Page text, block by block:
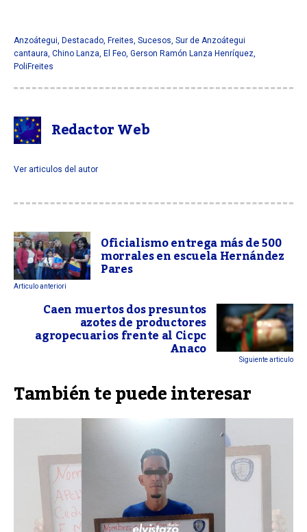
Anzoátegui, Destacado, Freites, Sucesos, Sur de Anzoátegui
cantaura, Chino Lanza, El Feo, Gerson Ramón Lanza Henríquez,
PoliFreites
Redactor Web
Ver articulos del autor
Oficialismo entrega más de 500
morrales en escuela Hernández
Pares
Articulo anteriori
Caen muertos dos presuntos
azotes de productores
agropecuarios frente al Cicpc
Anaco Siguiente articulo
También te puede interesar